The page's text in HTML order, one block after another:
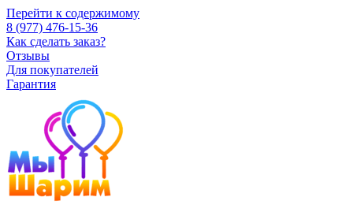
Перейти к содержимому
8 (977) 476-15-36
Как сделать заказ?
Отзывы
Для покупателей
Гарантия